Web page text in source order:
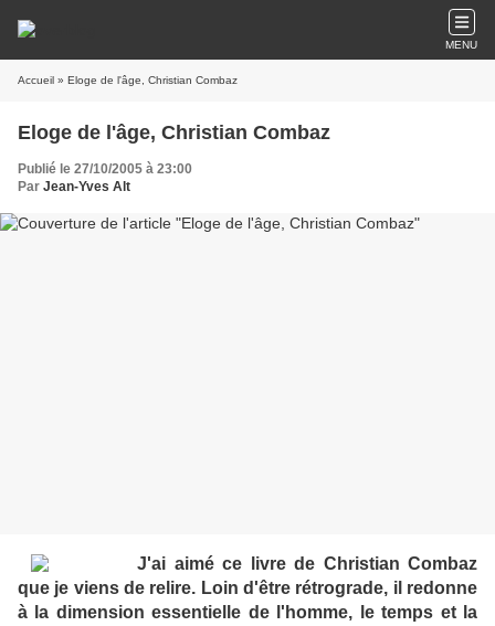
MENU
Accueil » Eloge de l'âge, Christian Combaz
Eloge de l'âge, Christian Combaz
Publié le 27/10/2005 à 23:00
Par Jean-Yves Alt
J'ai aimé ce livre de Christian Combaz
que je viens de relire. Loin d'être rétrograde, il redonne
à la dimension essentielle de l'homme, le temps et la